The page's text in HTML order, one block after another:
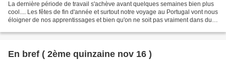
La dernière période de travail s'achève avant quelques semaines bien plus
cool.... Les fêtes de fin d'année et surtout notre voyage au Portugal vont nous
éloigner de nos apprentissages et bien qu'on ne soit pas vraiment dans du
En bref ( 2ème quinzaine nov 16 )